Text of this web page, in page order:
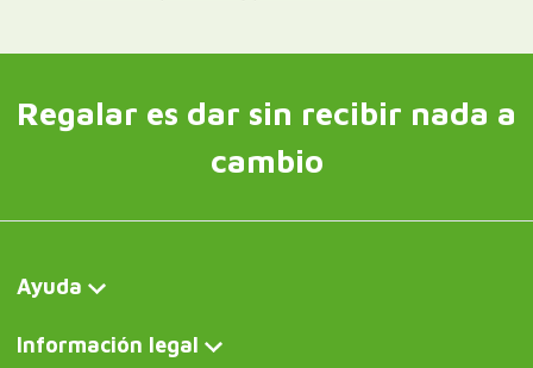
Regalar es dar sin recibir nada a
cambio
Ayuda
Información legal